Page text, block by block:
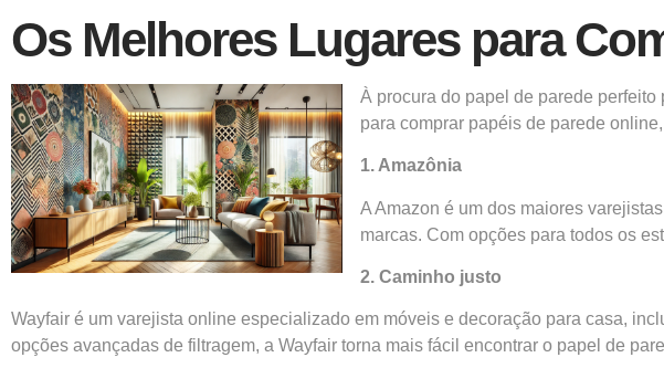
Os Melhores Lugares para
À procura do papel de parede
para comprar papéis de parede
1. Amazônia
A Amazon é um dos maiores
marcas. Com opções para todos os
2. Caminho justo
Wayfair é um varejista online especializado em móveis e decoração para casa,
opções avançadas de filtragem, a Wayfair torna mais fácil encontrar o papel de